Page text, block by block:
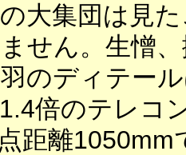
大集団は見
せん。生憎
のディテー
倍のテレコ
距離1050mm